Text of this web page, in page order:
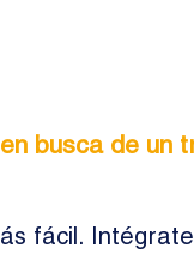
busca de un
fácil.